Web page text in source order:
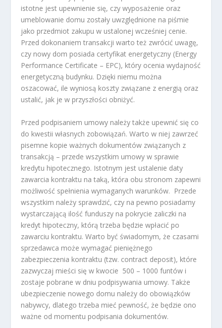
istotne jest upewnienie się, czy wyposażenie oraz
umeblowanie domu zostały uwzględnione na piśmie
jako przedmiot zakupu w ustalonej wcześniej cenie.
Przed dokonaniem transakcji warto też zwrócić uwagę,
czy nowy dom posiada certyfikat energetyczny (Energy
Performance Certificate – EPC), który ocenia wydajność
energetyczną budynku. Dzięki niemu można
oszacować, ile wyniosą koszty związane z energią oraz
ustalić, jak je w przyszłości obniżyć.
Przed podpisaniem umowy należy także upewnić się co
do kwestii własnych zobowiązań. Warto w niej zawrzeć
pisemne kopie ważnych dokumentów związanych z
transakcją – przede wszystkim umowy w sprawie
kredytu hipotecznego. Istotnym jest ustalenie daty
zawarcia kontraktu na taką, która obu stronom zapewni
możliwość spełnienia wymaganych warunków. Przede
wszystkim należy sprawdzić, czy na pewno posiadamy
wystarczającą ilość funduszy na pokrycie zaliczki na
kredyt hipoteczny, którą trzeba będzie wpłacić po
zawarciu kontraktu. Warto być świadomym, że czasami
sprzedawca może wymagać pieniężnego
zabezpieczenia kontraktu (tzw. contract deposit), które
zazwyczaj mieści się w kwocie 500 – 1000 funtów i
zostaje pobrane w dniu podpisywania umowy. Także
ubezpieczenie nowego domu należy do obowiązków
nabywcy, dlatego trzeba mieć pewność, że będzie ono
ważne od momentu podpisania dokumentów.